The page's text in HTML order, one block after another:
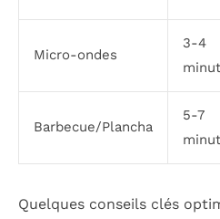
Micro-ondes
3-4
Barbecue/Plancha
5-7
Quelques conseils clés